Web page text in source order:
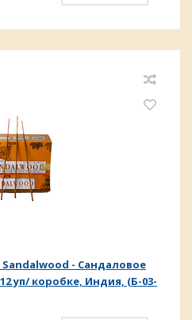
- Сандаловое
уп/ коробке, Индия, (Б-03-